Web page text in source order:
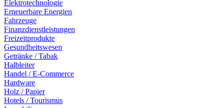
Elektrotechnologie
Erneuerbare Energien
Fahrzeuge
Finanzdienstleistungen
Freizeitprodukte
Gesundheitswesen
Getränke / Tabak
Halbleiter
Handel / E-Commerce
Hardware
Holz / Papier
Hotels / Tourismus